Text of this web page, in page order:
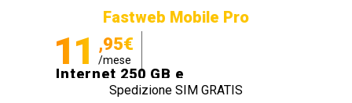
Fastweb Mobile Pro
11 ,95€
/mese
Internet 250 GB e
Minuti illimitati
Spedizione SIM GRATIS